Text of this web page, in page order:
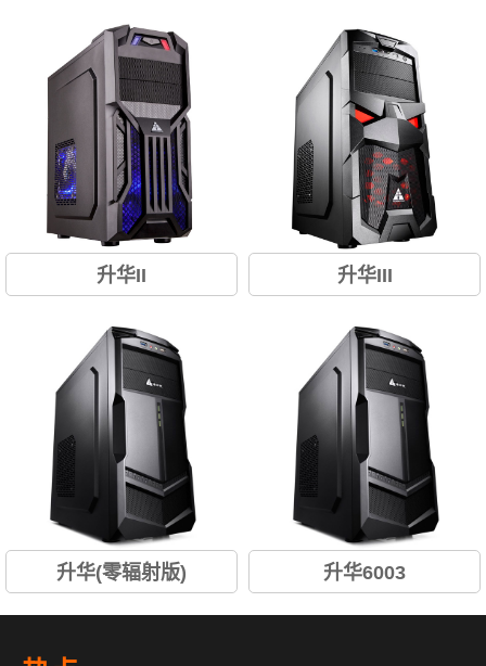
升华II
SSD...
升华III
线/免工具...
升华(零辐射版) 升华6003